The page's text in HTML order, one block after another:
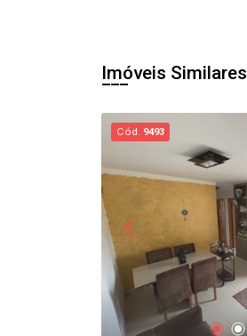
Imóveis Similares
Cód. 9493